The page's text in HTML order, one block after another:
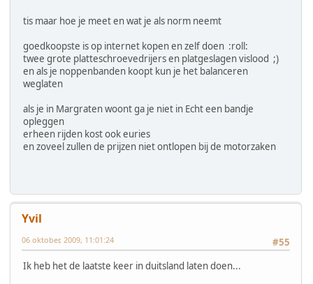
tis maar hoe je meet en wat je als norm neemt
goedkoopste is op internet kopen en zelf doen :roll:
twee grote platteschroevedrijers en platgeslagen vislood ;)
en als je noppenbanden koopt kun je het balanceren
weglaten
als je in Margraten woont ga je niet in Echt een bandje
opleggen
erheen rijden kost ook euries
en zoveel zullen de prijzen niet ontlopen bij de motorzaken
Yvil
#55
06 oktober, 2009, 11:01:24
Ik heb het de laatste keer in duitsland laten doen...